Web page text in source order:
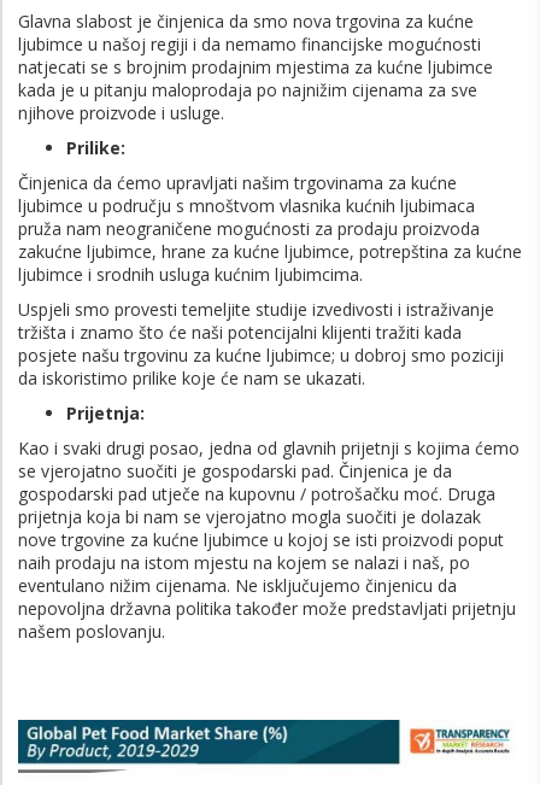
Glavna slabost je činjenica da smo nova trgovina za kućne
ljubimce u našoj regiji i da nemamo financijske mogućnosti
natjecati se s brojnim prodajnim mjestima za kućne ljubimce
kada je u pitanju maloprodaja po najnižim cijenama za sve
njihove proizvode i usluge.
Prilike:
Činjenica da ćemo upravljati našim trgovinama za kućne
ljubimce u području s mnoštvom vlasnika kućnih ljubimaca
pruža nam neograničene mogućnosti za prodaju proizvoda
zakućne ljubimce, hrane za kućne ljubimce, potrepština za kućne
ljubimce i srodnih usluga kućnim ljubimcima.
Uspjeli smo provesti temeljite studije izvedivosti i istraživanje
tržišta i znamo što će naši potencijalni klijenti tražiti kada
posjete našu trgovinu za kućne ljubimce; u dobroj smo poziciji
da iskoristimo prilike koje će nam se ukazati.
Prijetnja:
Kao i svaki drugi posao, jedna od glavnih prijetnji s kojima ćemo
se vjerojatno suočiti je gospodarski pad. Činjenica je da
gospodarski pad utječe na kupovnu / potrošačku moć. Druga
prijetnja koja bi nam se vjerojatno mogla suočiti je dolazak
nove trgovine za kućne ljubimce u kojoj se isti proizvodi poput
naih prodaju na istom mjestu na kojem se nalazi i naš, po
eventulano nižim cijenama. Ne isključujemo činjenicu da
nepovoljna državna politika također može predstavljati prijetnju
našem poslovanju.